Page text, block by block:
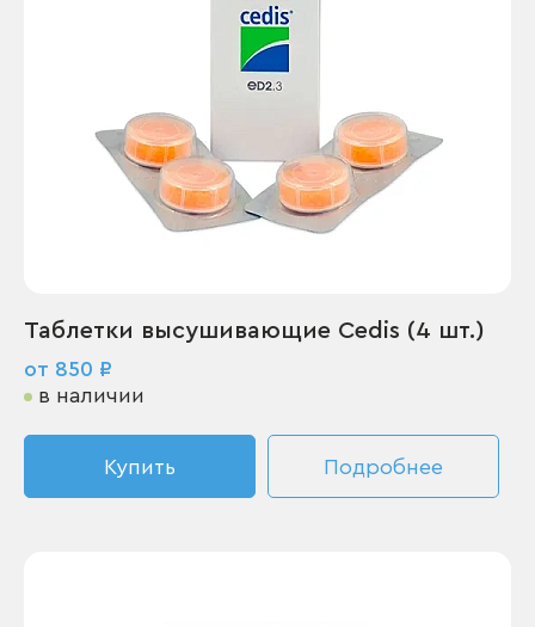
Таблетки высушивающие Cedis (4 шт.)
от 850 ₽
в наличии
Купить Подробнее